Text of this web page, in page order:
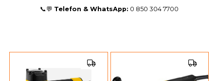
📞💬 Telefon & WhatsApp: 0 850 304 7700